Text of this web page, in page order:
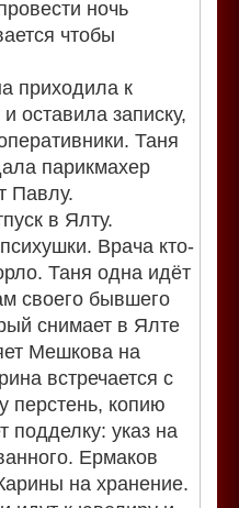
ночь
чтобы
приходила к
оставила записку,
Таня
парикмахер
Павлу.
в Ялту.
Врача кто-
Таня одна идёт
своего бывшего
снимает в Ялте
Мешкова на
встречается с
перстень, копию
подделку: указ на
Ермаков
на хранение.